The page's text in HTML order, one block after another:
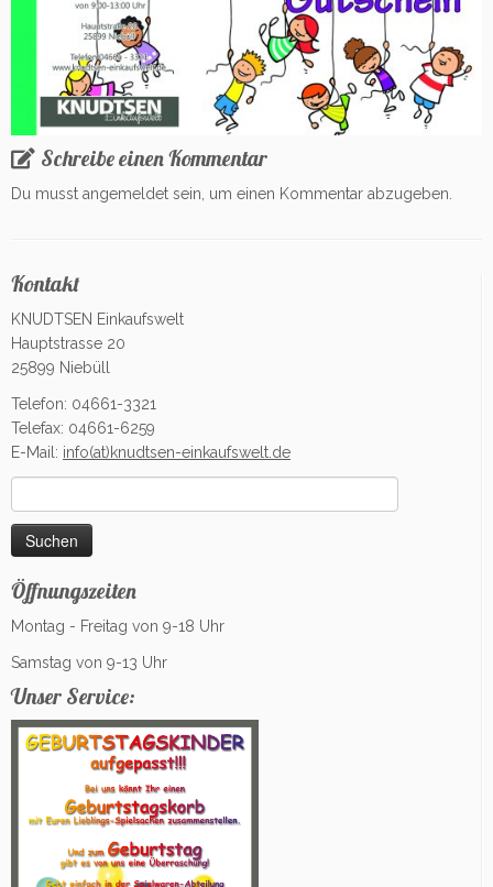
Schreibe einen Kommentar
Du musst angemeldet sein, um einen Kommentar abzugeben.
Kontakt
KNUDTSEN Einkaufswelt
Hauptstrasse 20
25899 Niebüll
Telefon: 04661-3321
Telefax: 04661-6259
E-Mail: info(at)knudtsen-einkaufswelt.de
nach:
Öffnungszeiten
Montag - Freitag von 9-18 Uhr
Samstag von 9-13 Uhr
Unser Service: